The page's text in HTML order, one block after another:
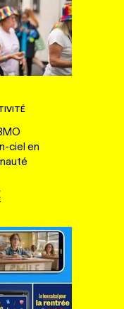
ciel en